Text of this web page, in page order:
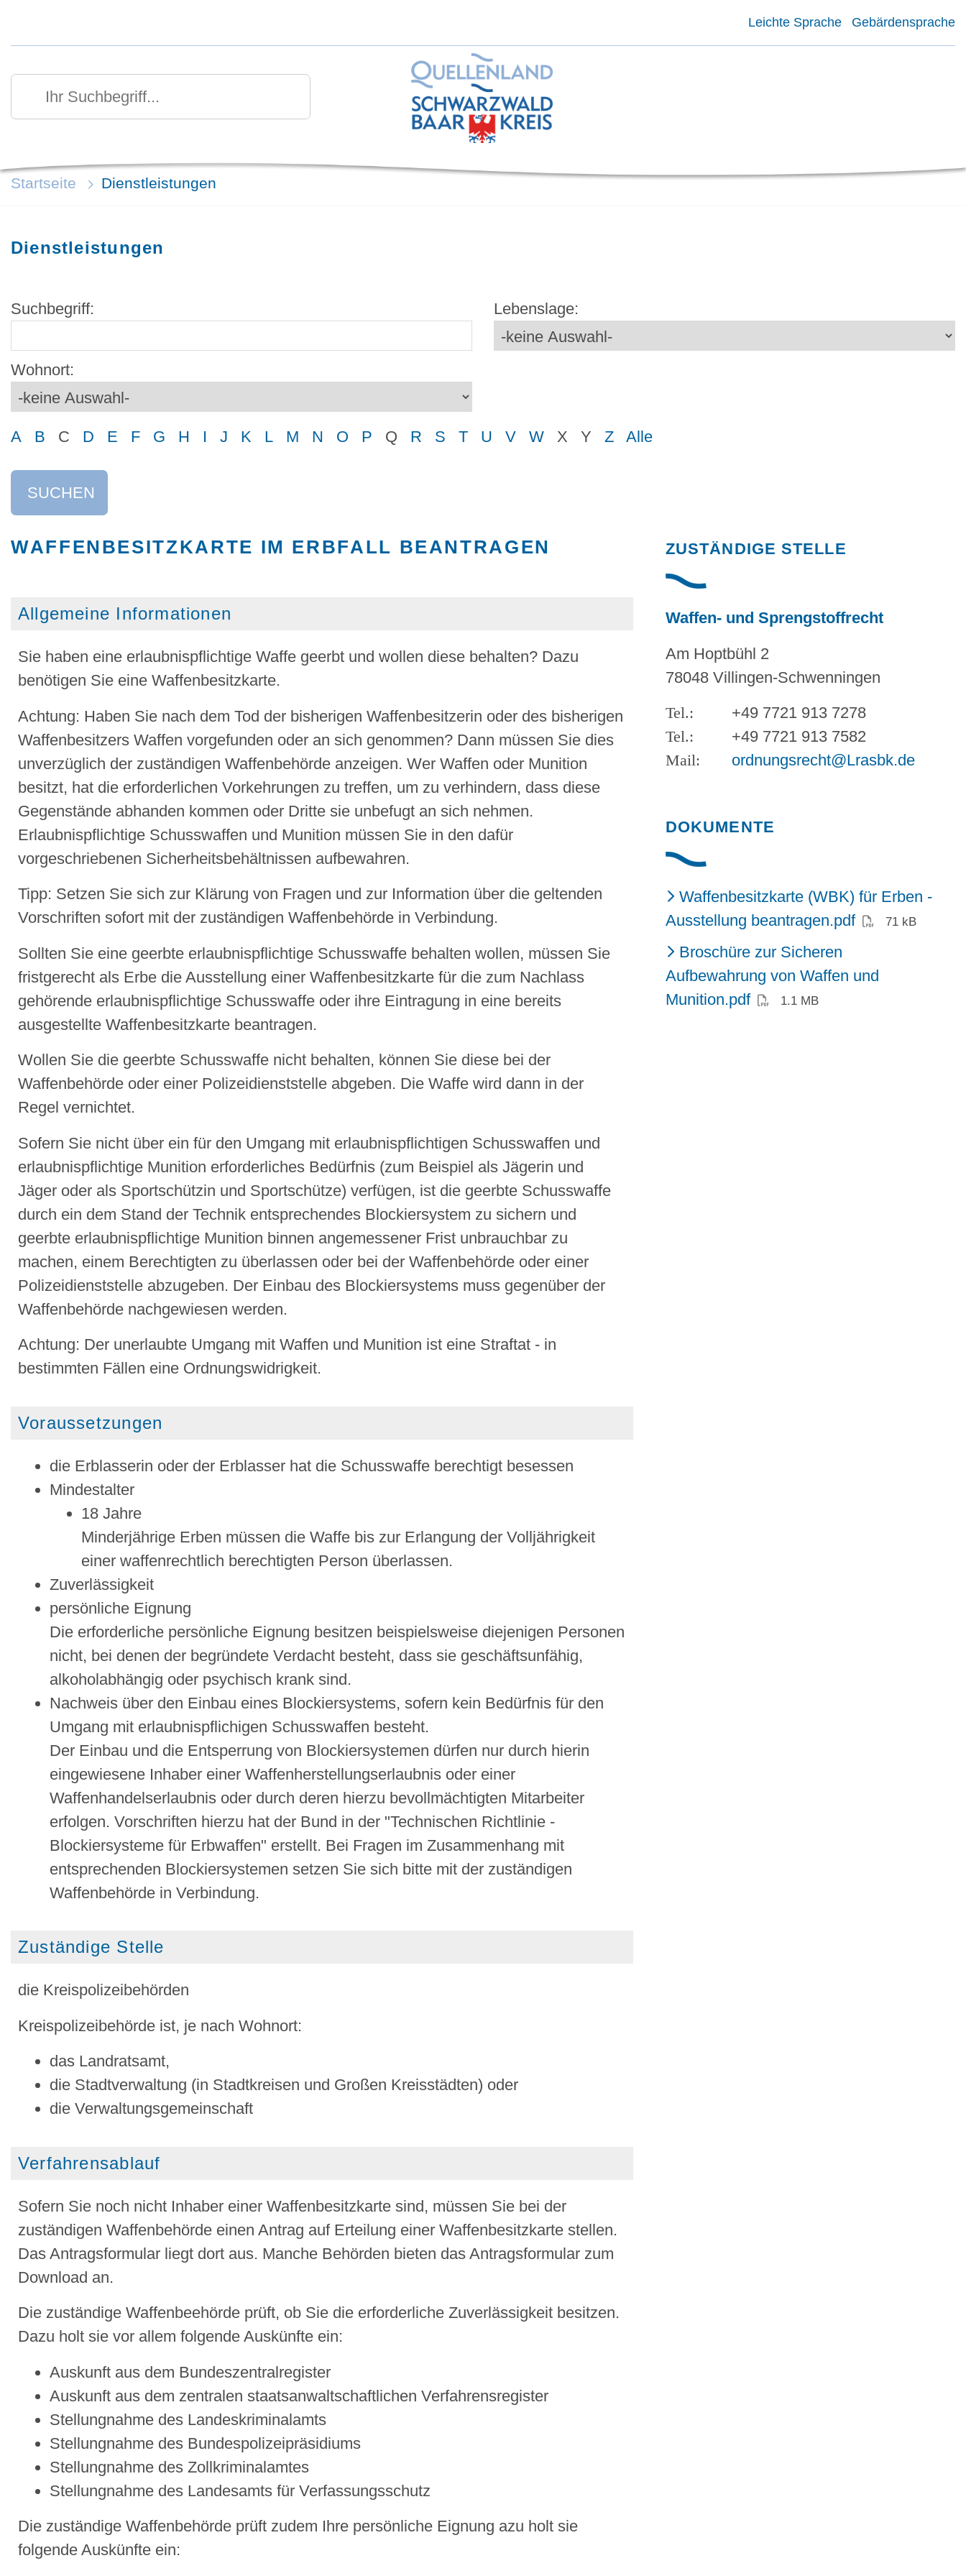
Leichte Sprache Gebärdensprache
Ihr Suchbegriff
Suchen
Startseite Dienstleistungen
Dienstleistungen
Suchbegriff: Lebenslage:
Wohnort:
A B C D E F G H I J K L M N O P Q R S T U V W X Y Z Alle
SUCHEN
WAFFENBESITZKARTE IM ERBFALL BEANTRAGEN
Allgemeine Informationen
Sie haben eine erlaubnispflichtige Waffe geerbt und wollen diese behalten? Dazu
benötigen Sie eine Waffenbesitzkarte.
Achtung: Haben Sie nach dem Tod der bisherigen Waffenbesitzerin oder des bisherigen
Waffenbesitzers Waffen vorgefunden oder an sich genommen? Dann müssen Sie dies
unverzüglich der zuständigen Waffenbehörde anzeigen. Wer Waffen oder Munition
besitzt, hat die erforderlichen Vorkehrungen zu treffen, um zu verhindern, dass diese
Gegenstände abhanden kommen oder Dritte sie unbefugt an sich nehmen.
Erlaubnispflichtige Schusswaffen und Munition müssen Sie in den dafür
vorgeschriebenen Sicherheitsbehältnissen aufbewahren.
Tipp: Setzen Sie sich zur Klärung von Fragen und zur Information über die geltenden
Vorschriften sofort mit der zuständigen Waffenbehörde in Verbindung.
Sollten Sie eine geerbte erlaubnispflichtige Schusswaffe behalten wollen, müssen Sie
fristgerecht als Erbe die Ausstellung einer Waffenbesitzkarte für die zum Nachlass
gehörende erlaubnispflichtige Schusswaffe oder ihre Eintragung in eine bereits
ausgestellte Waffenbesitzkarte beantragen.
Wollen Sie die geerbte Schusswaffe nicht behalten, können Sie diese bei der
Waffenbehörde oder einer Polizeidienststelle abgeben. Die Waffe wird dann in der
Regel vernichtet.
Sofern Sie nicht über ein für den Umgang mit erlaubnispflichtigen Schusswaffen und
erlaubnispflichtige Munition erforderliches Bedürfnis (zum Beispiel als Jägerin und
Jäger oder als Sportschützin und Sportschütze) verfügen, ist die geerbte Schusswaffe
durch ein dem Stand der Technik entsprechendes Blockiersystem zu sichern und
geerbte erlaubnispflichtige Munition binnen angemessener Frist unbrauchbar zu
machen, einem Berechtigten zu überlassen oder bei der Waffenbehörde oder einer
Polizeidienststelle abzugeben. Der Einbau des Blockiersystems muss gegenüber der
Waffenbehörde nachgewiesen werden.
Achtung: Der unerlaubte Umgang mit Waffen und Munition ist eine Straftat - in
bestimmten Fällen eine Ordnungswidrigkeit.
Voraussetzungen
die Erblasserin oder der Erblasser hat die Schusswaffe berechtigt besessen
Mindestalter
18 Jahre
Minderjährige Erben müssen die Waffe bis zur Erlangung der Volljährigkeit
einer waffenrechtlich berechtigten Person überlassen.
Zuverlässigkeit
persönliche Eignung
Die erforderliche persönliche Eignung besitzen beispielsweise diejenigen Personen
nicht, bei denen der begründete Verdacht besteht, dass sie geschäftsunfähig,
alkoholabhängig oder psychisch krank sind.
Nachweis über den Einbau eines Blockiersystems, sofern kein Bedürfnis für den
Umgang mit erlaubnispflichigen Schusswaffen besteht.
Der Einbau und die Entsperrung von Blockiersystemen dürfen nur durch hierin
eingewiesene Inhaber einer Waffenherstellungserlaubnis oder einer
Waffenhandelserlaubnis oder durch deren hierzu bevollmächtigten Mitarbeiter
erfolgen. Vorschriften hierzu hat der Bund in der "Technischen Richtlinie -
Blockiersysteme für Erbwaffen" erstellt. Bei Fragen im Zusammenhang mit
entsprechenden Blockiersystemen setzen Sie sich bitte mit der zuständigen
Waffenbehörde in Verbindung.
Zuständige Stelle
die Kreispolizeibehörden
Kreispolizeibehörde ist, je nach Wohnort:
das Landratsamt,
die Stadtverwaltung (in Stadtkreisen und Großen Kreisstädten) oder
die Verwaltungsgemeinschaft
Verfahrensablauf
Sofern Sie noch nicht Inhaber einer Waffenbesitzkarte sind, müssen Sie bei der
zuständigen Waffenbehörde einen Antrag auf Erteilung einer Waffenbesitzkarte stellen.
Das Antragsformular liegt dort aus. Manche Behörden bieten das Antragsformular zum
Download an.
Die zuständige Waffenbeehörde prüft, ob Sie die erforderliche Zuverlässigkeit besitzen.
Dazu holt sie vor allem folgende Auskünfte ein:
Auskunft aus dem Bundeszentralregister
Auskunft aus dem zentralen staatsanwaltschaftlichen Verfahrensregister
Stellungnahme des Landeskriminalamts
Stellungnahme des Bundespolizeipräsidiums
Stellungnahme des Zollkriminalamtes
Stellungnahme des Landesamts für Verfassungsschutz
Die zuständige Waffenbehörde prüft zudem Ihre persönliche Eignung azu holt sie
folgende Auskünfte ein:
Randspalte
ZUSTÄNDIGE STELLE
Waffen- und Sprengstoffrecht
Am Hoptbühl 2
78048 Villingen-Schwenningen
+49 7721 913 7278
+49 7721 913 7582
ordnungsrecht@Lrasbk.de
DOKUMENTE
Waffenbesitzkarte (WBK) für Erben -
Ausstellung beantragen.pdf(PDF)71 kB
Broschüre zur Sicheren
Aufbewahrung von Waffen und
Munition.pdf(PDF)1.1 MB